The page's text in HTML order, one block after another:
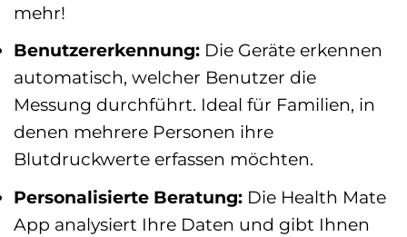
mehr!
Benutzererkennung: Die Geräte erkennen
automatisch, welcher Benutzer die
Messung durchführt. Ideal für Familien, in
denen mehrere Personen ihre
Blutdruckwerte erfassen möchten.
Personalisierte Beratung: Die Health Mate
App analysiert Ihre Daten und gibt Ihnen